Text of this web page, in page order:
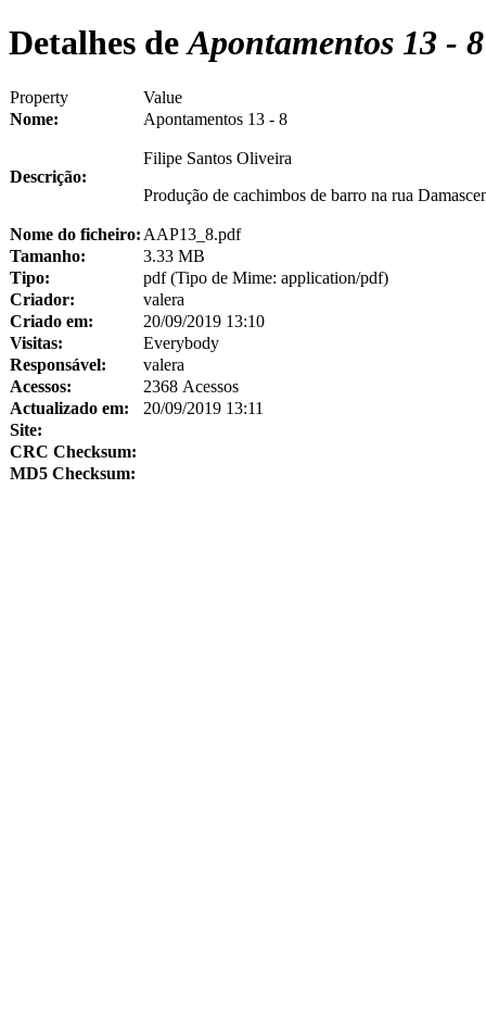
Detalhes deApontamentos 13 - 8
Property
Value
Nome:
Apontamentos 13 - 8
Descrição:
Filipe Santos Oliveira
Produção de cachimbos de barro na rua
Nome do ficheiro: AAP13_8.pdf
Tamanho:
3.33 MB
Tipo:
pdf (Tipo de Mime: application/pdf)
Criador:
valera
Criado em:
20/09/2019 13:10
Visitas:
Everybody
Responsável:
valera
Acessos:
2368 Acessos
Actualizado em:
20/09/2019 13:11
Site:
CRC Checksum:
MD5 Checksum: